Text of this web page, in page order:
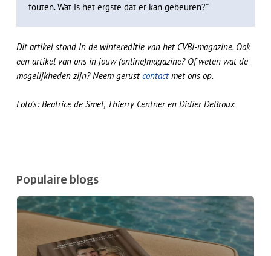
fouten. Wat is het ergste dat er kan gebeuren?”
Dit artikel stond in de wintereditie van het CVBi-magazine. Ook
een artikel van ons in jouw (online)magazine? Of weten wat de
mogelijkheden zijn? Neem gerustcontactmet ons op.
Foto’s: Beatrice de Smet, Thierry Centner en Didier DeBroux
Populaire blogs